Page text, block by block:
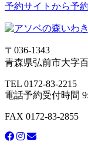
予約サイトから予
〒036-1343
青森県弘前市大字
TEL 0172-83-2215
電話予約受付時間
FAX 0172-83-2855